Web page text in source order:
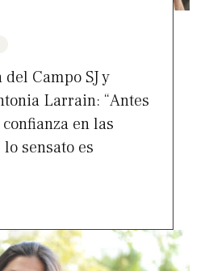
Campo SJ y
Larrain: “Antes
en las
sensato es